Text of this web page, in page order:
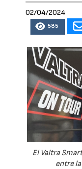
02/04/2024
585
El Valtra
entre